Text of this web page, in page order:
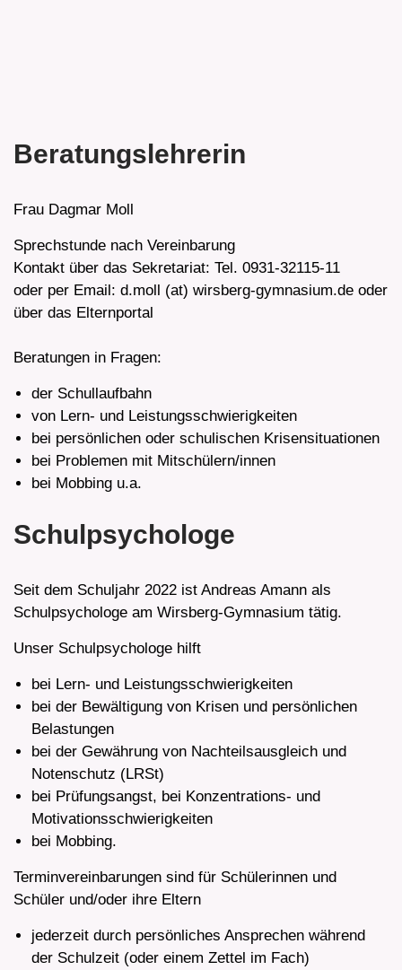
Beratungslehrerin
Frau Dagmar Moll
Sprechstunde nach Vereinbarung
Kontakt über das Sekretariat: Tel. 0931-32115-11
oder per Email: d.moll (at) wirsberg-gymnasium.de oder
über das Elternportal
Beratungen in Fragen:
der Schullaufbahn
von Lern- und Leistungsschwierigkeiten
bei persönlichen oder schulischen Krisensituationen
bei Problemen mit Mitschülern/innen
bei Mobbing u.a.
Schulpsychologe
Seit dem Schuljahr 2022 ist Andreas Amann als
Schulpsychologe am Wirsberg-Gymnasium tätig.
Unser Schulpsychologe hilft
bei Lern- und Leistungsschwierigkeiten
bei der Bewältigung von Krisen und persönlichen
Belastungen
bei der Gewährung von Nachteilsausgleich und
Notenschutz (LRSt)
bei Prüfungsangst, bei Konzentrations- und
Motivationsschwierigkeiten
bei Mobbing.
Terminvereinbarungen sind für Schülerinnen und
Schüler und/oder ihre Eltern
jederzeit durch persönliches Ansprechen während
der Schulzeit (oder einem Zettel im Fach)